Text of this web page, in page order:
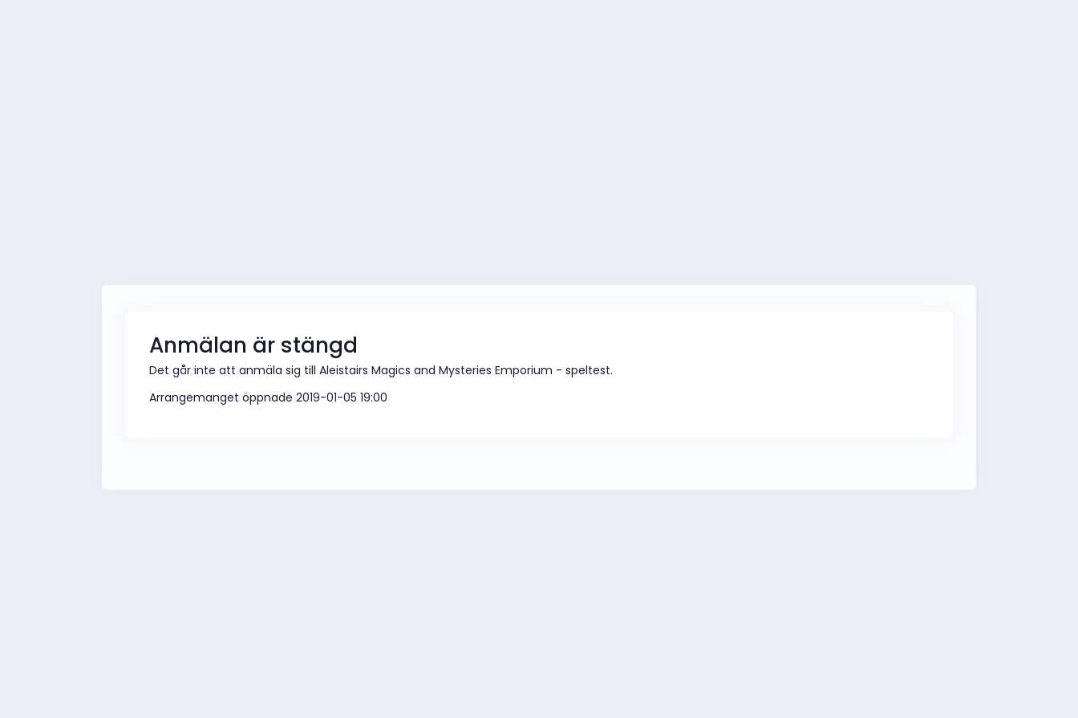
Anmälan är stängd
Det går inte att anmäla sig till Aleistairs Magics and Mysteries Emporium - speltest.
Arrangemanget öppnade 2019-01-05 19:00